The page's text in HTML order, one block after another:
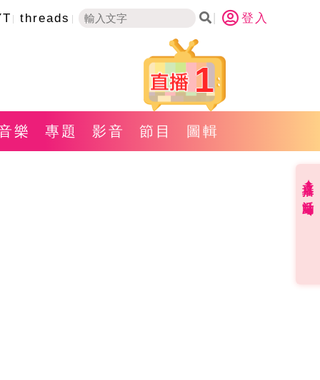
threads 登入
1
樂 專題 影音 節目 圖輯
直播✦活動